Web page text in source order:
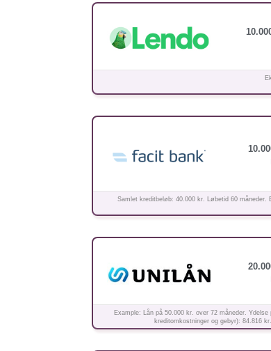
Samlet kreditbeløb: 40.000 kr. Løbetid 60 måneder.
Example: Lån på 50.000 kr. over 72 måneder.
kreditomkostninger og gebyr): 84.816